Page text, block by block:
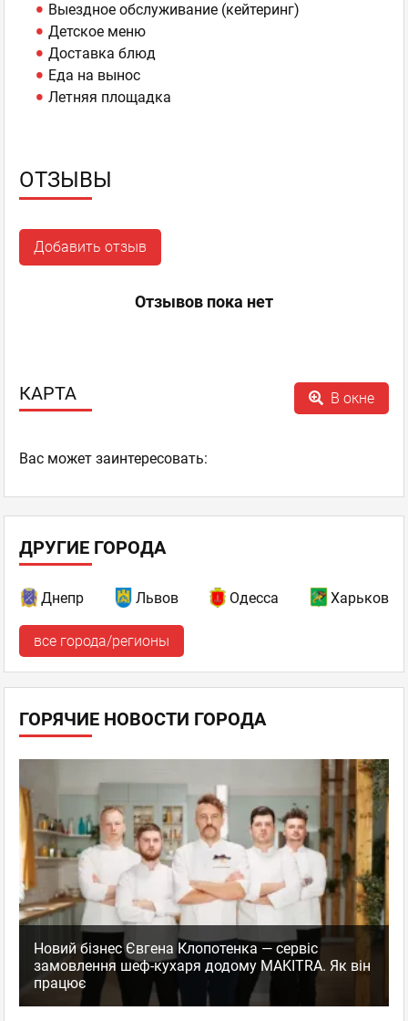
Выездное обслуживание (кейтеринг)
Детское меню
Доставка блюд
Еда на вынос
Летняя площадка
ОТЗЫВЫ
Добавить отзыв
Отзывов пока нет
КАРТА В окне
Ваc может заинтересовать:
ДРУГИЕ ГОРОДА
Днепр Львов Одесса Харьков
все города/регионы
ГОРЯЧИЕ НОВОСТИ ГОРОДА
Новий бізнес Євгена Клопотенка — сервіс
замовлення шеф-кухаря додому MAKITRA. Як він
працює